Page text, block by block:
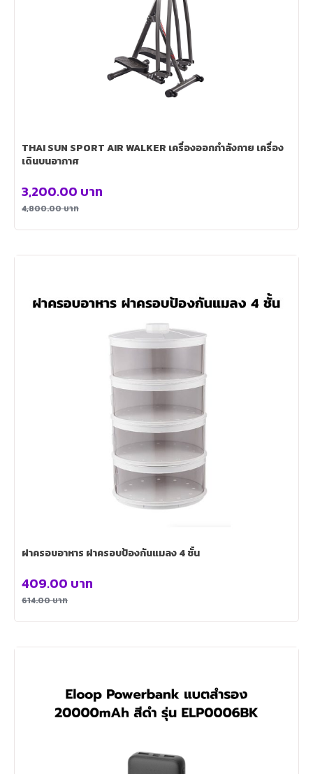
THAI SUN SPORT AIR WALKER เครื่องออกกำลังกาย เครื่อง
เดินบนอากาศ
4,800.00บาท
3,200.00 บาท
ฝาครอบอาหาร ฝาครอบป้องกันแมลง 4 ชั้น
614.00บาท
409.00 บาท